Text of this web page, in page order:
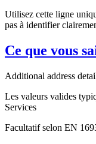
Utilisez cette ligne
pas à identifier
Ce que vous
Additional address
Les valeurs valides
Services
Facultatif selon EN